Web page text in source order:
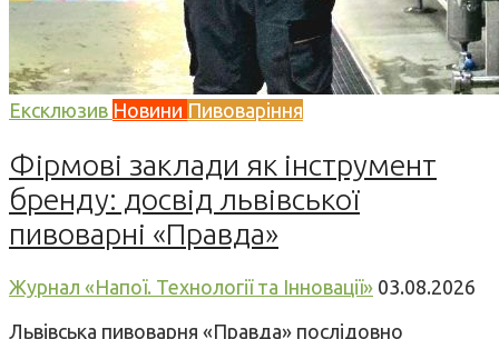
Ексклюзив Новини Пивоваріння
Фірмові заклади як інструмент
бренду: досвід львівської
пивоварні «Правда»
Журнал «Напої. Технології та Інновації» 03.08.2026
Львівська пивоварня «Правда» послідовно